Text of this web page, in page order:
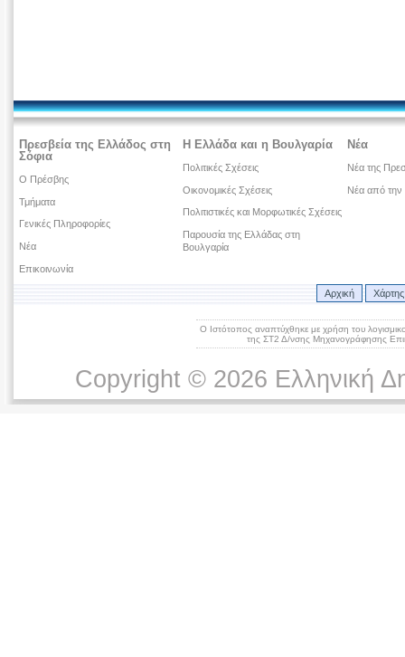
Πρεσβεία της Ελλάδος στη
Σόφια
Ο Πρέσβης
Τμήματα
Γενικές Πληροφορίες
Νέα
Επικοινωνία
Η Ελλάδα και η Βουλγαρία
Πολιτικές Σχέσεις
Οικονομικές Σχέσεις
Πολιτιστικές και Μορφωτικές Σχέσεις
Παρουσία της Ελλάδας στη
Βουλγαρία
Νέα
Νέα της
Νέα από την
Αρχική
Ο Ιστότοπος αναπτύχθηκε με χρήση του
της ΣΤ2 Δ/νσης Μηχανογράφησης
Copyright © 2026 Ελληνική